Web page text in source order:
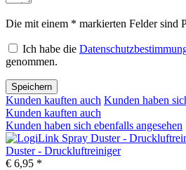
Die mit einem * markierten Felder sind
Ich habe die
genommen.
Speichern
Kunden kauften auch Kunden haben
Kunden kauften auch
Kunden haben sich ebenfalls angesehen
Duster - Druckluftreiniger
€ 6,95 *